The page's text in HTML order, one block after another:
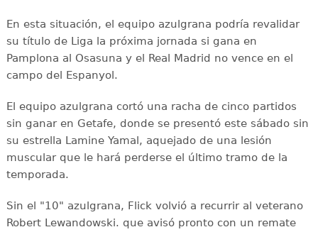
En esta situación, el equipo azulgrana podría revalidar
su título de Liga la próxima jornada si gana en
Pamplona al Osasuna y el Real Madrid no vence en el
campo del Espanyol.
El equipo azulgrana cortó una racha de cinco partidos
sin ganar en Getafe, donde se presentó este sábado sin
su estrella Lamine Yamal, aquejado de una lesión
muscular que le hará perderse el último tramo de la
temporada.
Sin el "10" azulgrana, Flick volvió a recurrir al veterano
Robert Lewandowski. que avisó pronto con un remate